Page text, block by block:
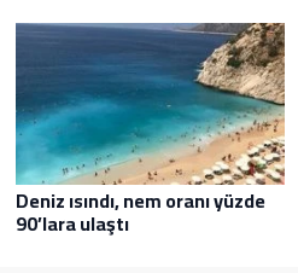
Deniz ısındı, nem oranı yüzde
90’lara ulaştı